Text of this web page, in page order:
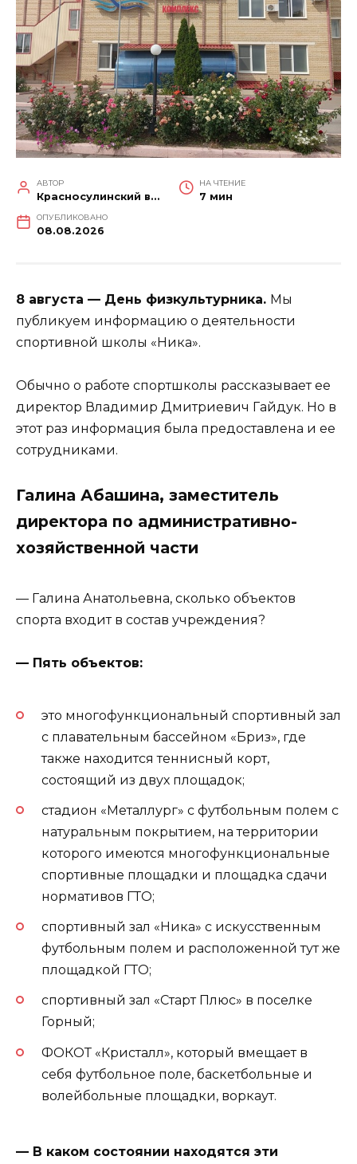
АВТОР
Красносулинский вестник
НА ЧТЕНИЕ
7 мин
ОПУБЛИКОВАНО
08.08.2026
8 августа — День физкультурника. Мы
публикуем информацию о деятельности
спортивной школы «Ника».
Обычно о работе спортшколы рассказывает ее
директор Владимир Дмитриевич Гайдук. Но в
этот раз информация была предоставлена и ее
сотрудниками.
Галина Абашина, заместитель
директора по административно-
хозяйственной части
— Галина Анатольевна, сколько объектов
спорта входит в состав учреждения?
— Пять объектов:
это многофункциональный спортивный зал
с плавательным бассейном «Бриз», где
также находится теннисный корт,
состоящий из двух площадок;
стадион «Металлург» с футбольным полем с
натуральным покрытием, на территории
которого имеются многофункциональные
спортивные площадки и площадка сдачи
нормативов ГТО;
спортивный зал «Ника» с искусственным
футбольным полем и расположенной тут же
площадкой ГТО;
спортивный зал «Старт Плюс» в поселке
Горный;
ФОКОТ «Кристалл», который вмещает в
себя футбольное поле, баскетбольные и
волейбольные площадки, воркаут.
— В каком состоянии находятся эти